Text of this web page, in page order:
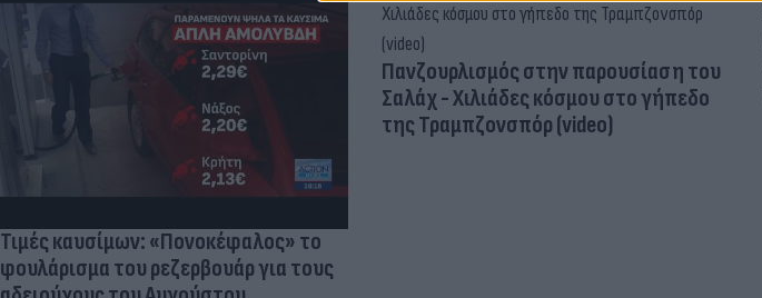
Τιμές καυσίμων: «Πονοκέφαλος» το
φουλάρισμα του ρεζερβουάρ για τους
Πανζουρλισμός στην παρουσίαση του
Σαλάχ - Χιλιάδες κόσμου στο γήπεδο
της Τραμπζονσπόρ (video)